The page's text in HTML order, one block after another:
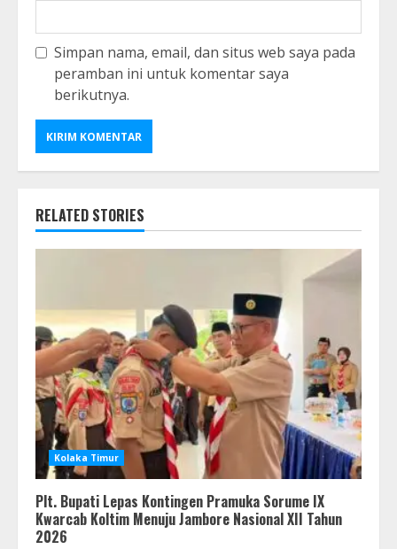
Simpan nama, email, dan situs web saya pada
peramban ini untuk komentar saya
berikutnya.
RELATED STORIES
Kolaka Timur
Plt. Bupati Lepas Kontingen Pramuka Sorume IX
Kwarcab Koltim Menuju Jambore Nasional XII Tahun
2026